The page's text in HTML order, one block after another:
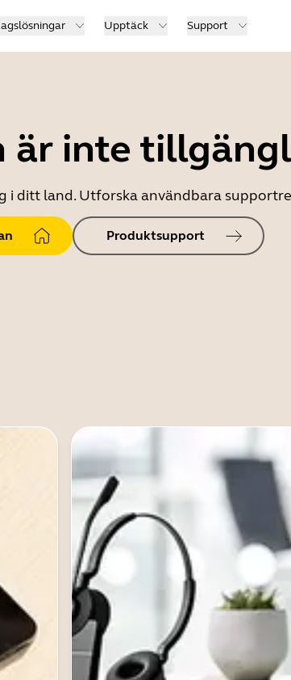
Upptäck Support
är inte
i ditt land. Utforska användbara
Produktsupport